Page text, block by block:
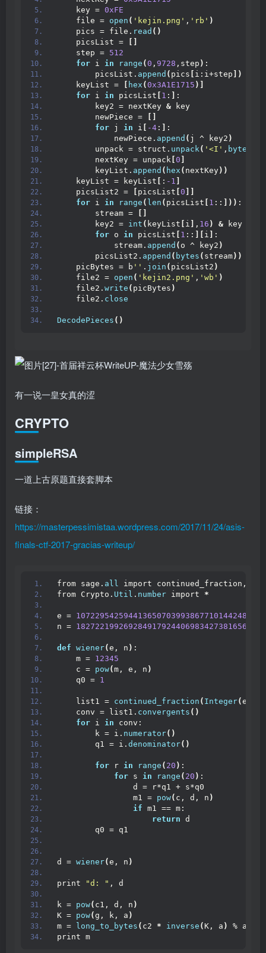
    key =
0xFE
    file =
open ( 'kejin.png' , 'rb' )
    pics = file.
read ()
    picsList =
    step =
512
for i in range (0 , 9728 ,step ) :
        picsList.
append ( pics i:i+step ])
    keyList =
hex (0x3A1E1715 )]
for i in picsList 1 :
:
        key2 = nextKey
& key
        newPiece =
for j in i -4:
:
            newPiece.
append ( j ^ key2 )
        unpack = struct.
unpack ( '<I' , bytes
        nextKey = unpack
0
        keyList.
append ( hex ( nextKey))
    keyList = keyList
: -1
    picsList2 =
picsList 0
for i in range ( len ( picsList 1 :: ])) :
        stream =
        key2 =
int ( keyList i , 16 ) & key
for o in picsList 1 :: i
:
            stream.
append ( o ^ key2 )
        picsList2.
append ( bytes ( stream))
    picBytes = b
'' . join ( picsList2 )
    file2 =
open ( 'kejin2.png' , 'wb' )
    file2.
write ( picBytes )
    file2.
close
DecodePieces ()
有一说一皇女真的涩
CRYPTO
simpleRSA
一道上古原题直接套脚本
链接：
https://masterpessimistaa.wordpress.com/2017/11/24/asis-
finals-ctf-2017-gracias-writeup/
from sage. all
import continued_fraction,
from Crypto. Util . number import *
e =
n =
def wiener(e, n ) :
    m =
12345
    c =
pow(m, e, n )
    q0 =
1
    list1 =
continued_fraction ( Integer(e
    conv = list1.
convergents ()
for i in conv:
        k = i.
numerator()
        q1 = i.
denominator()
for r in range ( 20 ) :
for s in range ( 20 ) :
                d = r*q1 + s*q0
                m1 =
pow( c, d, n )
if m1 == m:
return d
        q0 = q1
d = wiener(e, n )
print "d: " , d
k = pow( c1, d, n )
K = pow(g, k, a )
m =
long_to_bytes ( c2 * inverse (K, a ) % a
print m